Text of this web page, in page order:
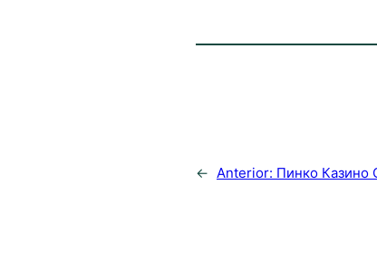
← Anterior: Пинко Казино